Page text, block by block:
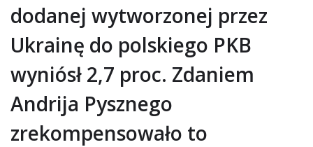
dodanej wytworzonej przez
Ukrainę do polskiego PKB
wyniósł 2,7 proc. Zdaniem
Andrija Pysznego
zrekompensowało to